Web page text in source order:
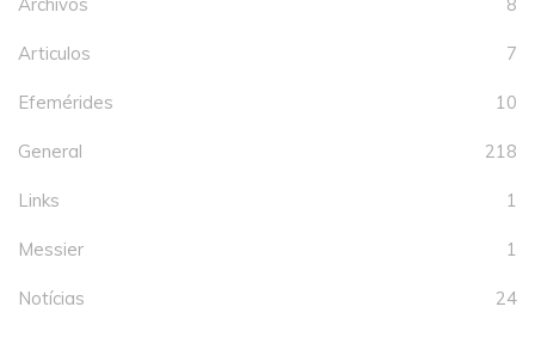
Articulos 7
Efemérides 10
General 218
Links 1
Messier 1
Notícias 24